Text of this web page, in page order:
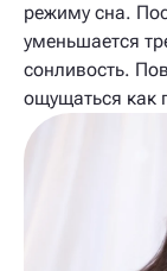
режиму сна.
уменьшается
сонливость.
ощущаться как